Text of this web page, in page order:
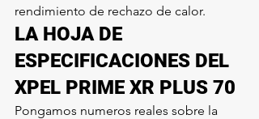
rendimiento de rechazo de calor.
LA HOJA DE
ESPECIFICACIONES DEL
XPEL PRIME XR PLUS 70
Pongamos numeros reales sobre la